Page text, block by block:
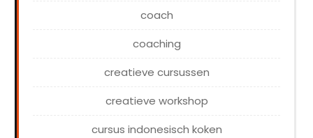
coach
coaching
creatieve cursussen
creatieve workshop
cursus indonesisch koken